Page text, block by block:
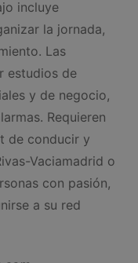
incluye
la jornada,
Las
estudios de
y de negocio,
Requieren
de conducir y
Vaciamadrid o
con pasión,
a su red